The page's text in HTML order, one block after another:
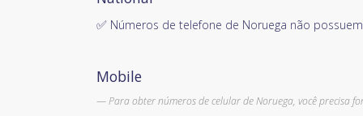
✅ Números de telefone de Noruega não
Mobile
Para obter números de celular de Noruega, você precisa